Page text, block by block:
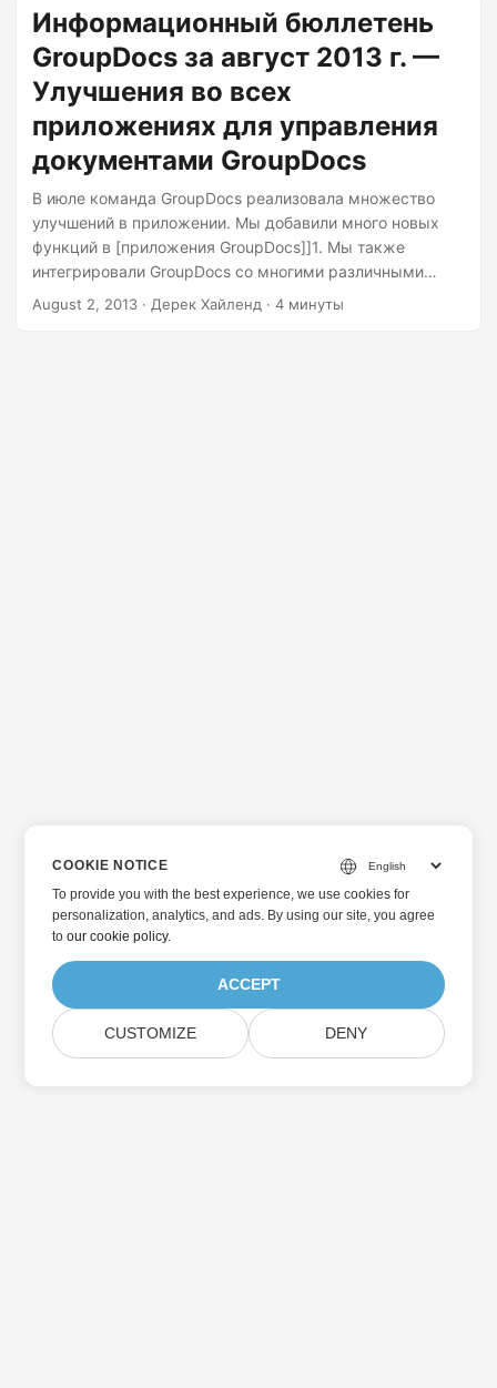
.NET GroupDocs Signature для .NET. ], Сравнение
GroupDocs для .NET и Преобразование GroupDocs для
.NET в прошлом месяце. Мы стремимся предоставить
вам инновационные библиотеки и приложения для
разработчиков, которые облегчат вам управление
документами.
Информационный бюллетень
GroupDocs за август 2013 г. —
Улучшения во всех
приложениях для управления
документами GroupDocs
В июле команда GroupDocs реализовала множество
улучшений в приложении. Мы добавили много новых
функций в [приложения GroupDocs]]1. Мы также
интегрировали GroupDocs со многими различными
платформами. Заметные улучшения и интеграции
August 2, 2013 · Дерек Хайленд · 4 минуты
COOKIE NOTICE
To provide you with the best experience, we use cookies for
personalization, analytics, and ads. By using our site, you agree
toour cookie policy.
ACCEPT
CUSTOMIZE DENY